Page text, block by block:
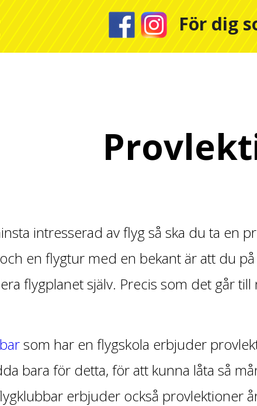
För dig
intresserad av flyg så ska du ta en
en flygtur med en bekant är att du
flygplanet själv. Precis som det går
som har en flygskola erbjuder
bara för detta, för att kunna låta så
erbjuder också provlektioner